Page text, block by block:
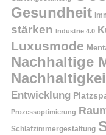
Gesundheit
stärken Industrie 4.0
Luxusmode
Nachhaltige
Entwicklung
Prozessoptimierung
Schlafzimmergestaltung